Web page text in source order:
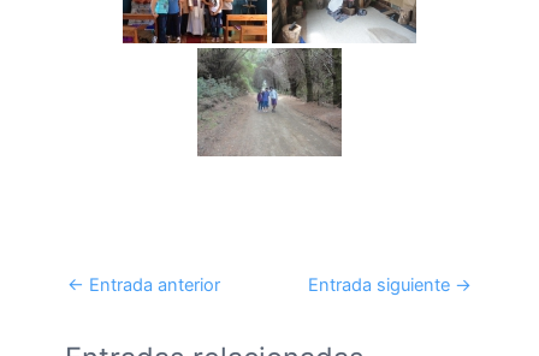
← Entrada anterior Entrada siguiente →